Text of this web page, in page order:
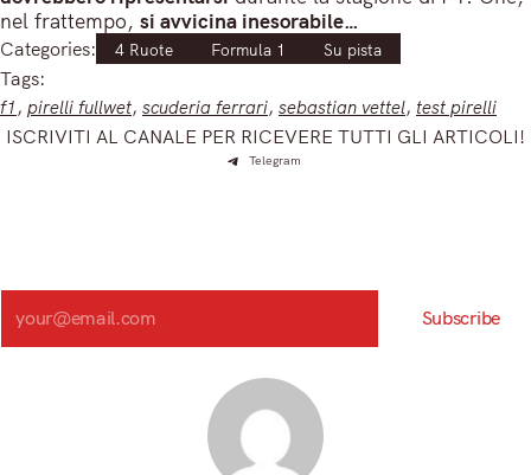
nel frattempo, si avvicina inesorabile…
Categories: 4 Ruote Formula 1 Su pista
Tags:
f1 , pirelli fullwet, scuderia ferrari, sebastian vettel, test pirelli
ISCRIVITI AL CANALE PER RICEVERE TUTTI GLI ARTICOLI!
Telegram
Search
Subscribe